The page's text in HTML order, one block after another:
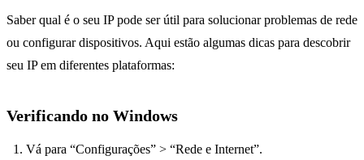
Saber qual é o seu IP pode ser útil para solucionar problemas de rede
ou configurar dispositivos. Aqui estão algumas dicas para descobrir
seu IP em diferentes plataformas:
Verificando no Windows
Vá para “Configurações” > “Rede e Internet”.